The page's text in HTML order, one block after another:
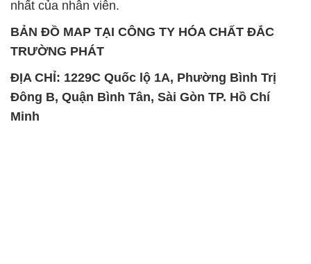
Đông B, Quận Bình Tân, Sài Gòn TP. Hồ Chí
Minh